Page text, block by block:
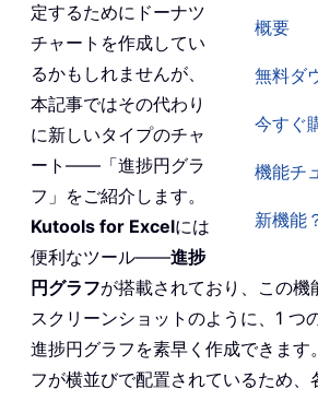
概要
無料ダ
今すぐ
機能チ
新機能
定するためにドーナツ
チャートを作成してい
るかもしれませんが、
本記事ではその代わり
に新しいタイプのチャ
ート——「進捗円グラ
フ」をご紹介します。
Kutools for Excelには
便利なツール——進捗
円グラフが搭載されており、この
スクリーンショットのように、1 つ
進捗円グラフを素早く作成できます
フが横並びで配置されているため、